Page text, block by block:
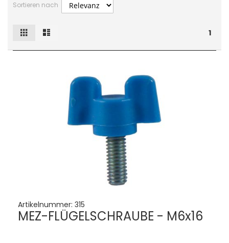
Sortieren nach
1
Ansicht
als
Raster
Artikelnummer: 315
MEZ-FLÜGELSCHRAUBE - M6x16